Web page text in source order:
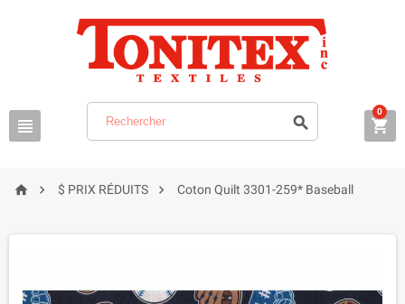
  
0
  $ PRIX RÉDUITS  Coton Quilt 3301-259* Baseball